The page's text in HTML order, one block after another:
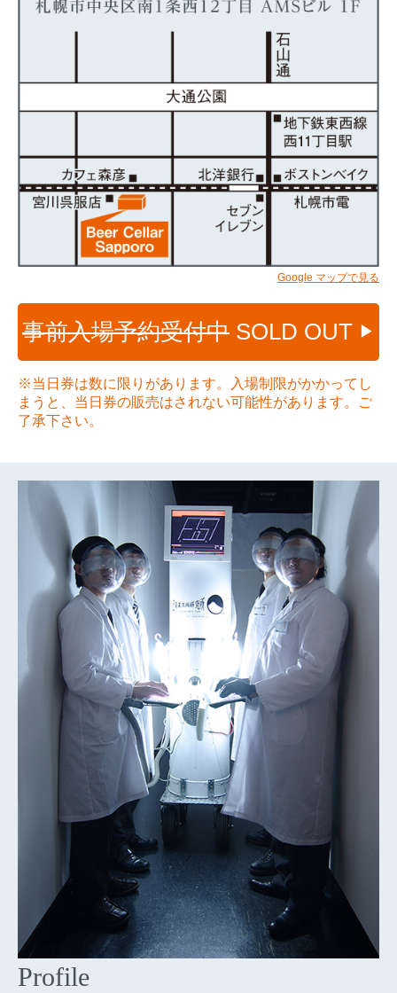
Google マップで見る
事前入場予約受付中 SOLD OUT ▶
※当日券は数に限りがあります。入場制限がかかってし
まうと、当日券の販売はされない可能性があります。ご
了承下さい。
Profile